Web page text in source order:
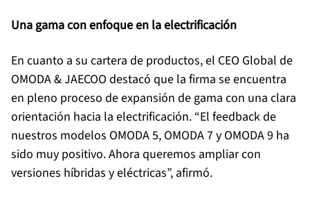
Una gama con enfoque en la electrificación
En cuanto a su cartera de productos, el CEO Global de
OMODA & JAECOO destacó que la firma se encuentra
en pleno proceso de expansión de gama con una clara
orientación hacia la electrificación. “El feedback de
nuestros modelos OMODA 5, OMODA 7 y OMODA 9 ha
sido muy positivo. Ahora queremos ampliar con
versiones híbridas y eléctricas”, afirmó.